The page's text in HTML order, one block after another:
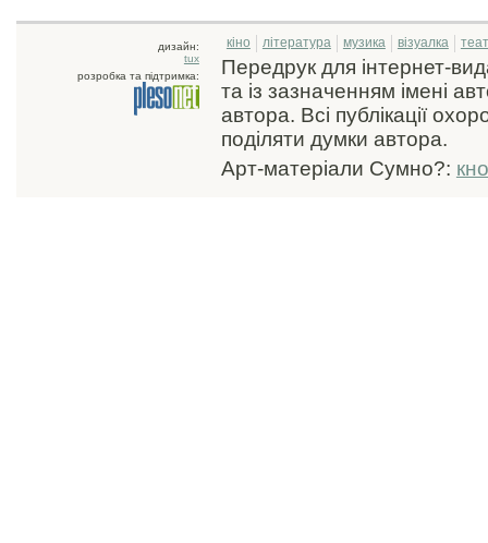
дизайн:
tux
розробка та підтримка:
кіно література музика візуалка
Передрук для інтернет-
та із зазначенням імені
автора. Всі публікації
поділяти думки автора.
Арт-матеріали Сумно?: